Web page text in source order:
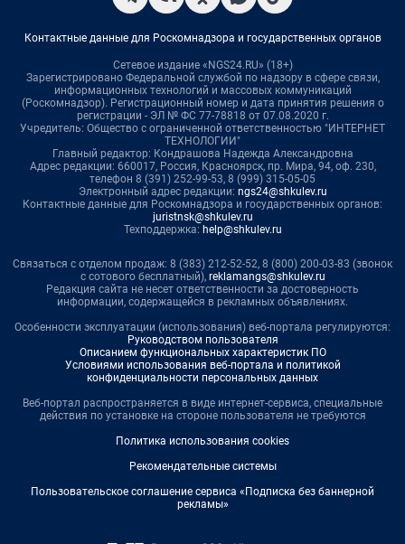
Контактные данные для Роскомнадзора и государственных органов
Сетевое издание «NGS24.RU» (18+)
Зарегистрировано Федеральной службой по надзору в сфере связи,
информационных технологий и массовых коммуникаций
(Роскомнадзор). Регистрационный номер и дата принятия решения о
регистрации - ЭЛ № ФС 77-78818 от 07.08.2020 г.
Учредитель: Общество с ограниченной ответственностью "ИНТЕРНЕТ
ТЕХНОЛОГИИ"
Главный редактор: Кондрашова Надежда Александровна
Адрес редакции: 660017, Россия, Красноярск, пр. Мира, 94, оф. 230,
телефон 8 (391) 252-99-53, 8 (999) 315-05-05
Электронный адрес редакции: ngs24@shkulev.ru
Контактные данные для Роскомнадзора и государственных органов:
juristnsk@shkulev.ru
Техподдержка: help@shkulev.ru
Связаться с отделом продаж: 8 (383) 212-52-52, 8 (800) 200-03-83 (звонок
с сотового бесплатный), reklamangs@shkulev.ru
Редакция сайта не несет ответственности за достоверность
информации, содержащейся в рекламных объявлениях.
Особенности эксплуатации (использования) веб-портала регулируются:
Руководством пользователя
Описанием функциональных характеристик ПО
Условиями использования веб-портала и политикой
конфиденциальности персональных данных
Веб-портал распространяется в виде интернет-сервиса, специальные
действия по установке на стороне пользователя не требуются
Политика использования cookies
Рекомендательные системы
Пользовательское соглашение сервиса «Подписка без баннерной
рекламы»